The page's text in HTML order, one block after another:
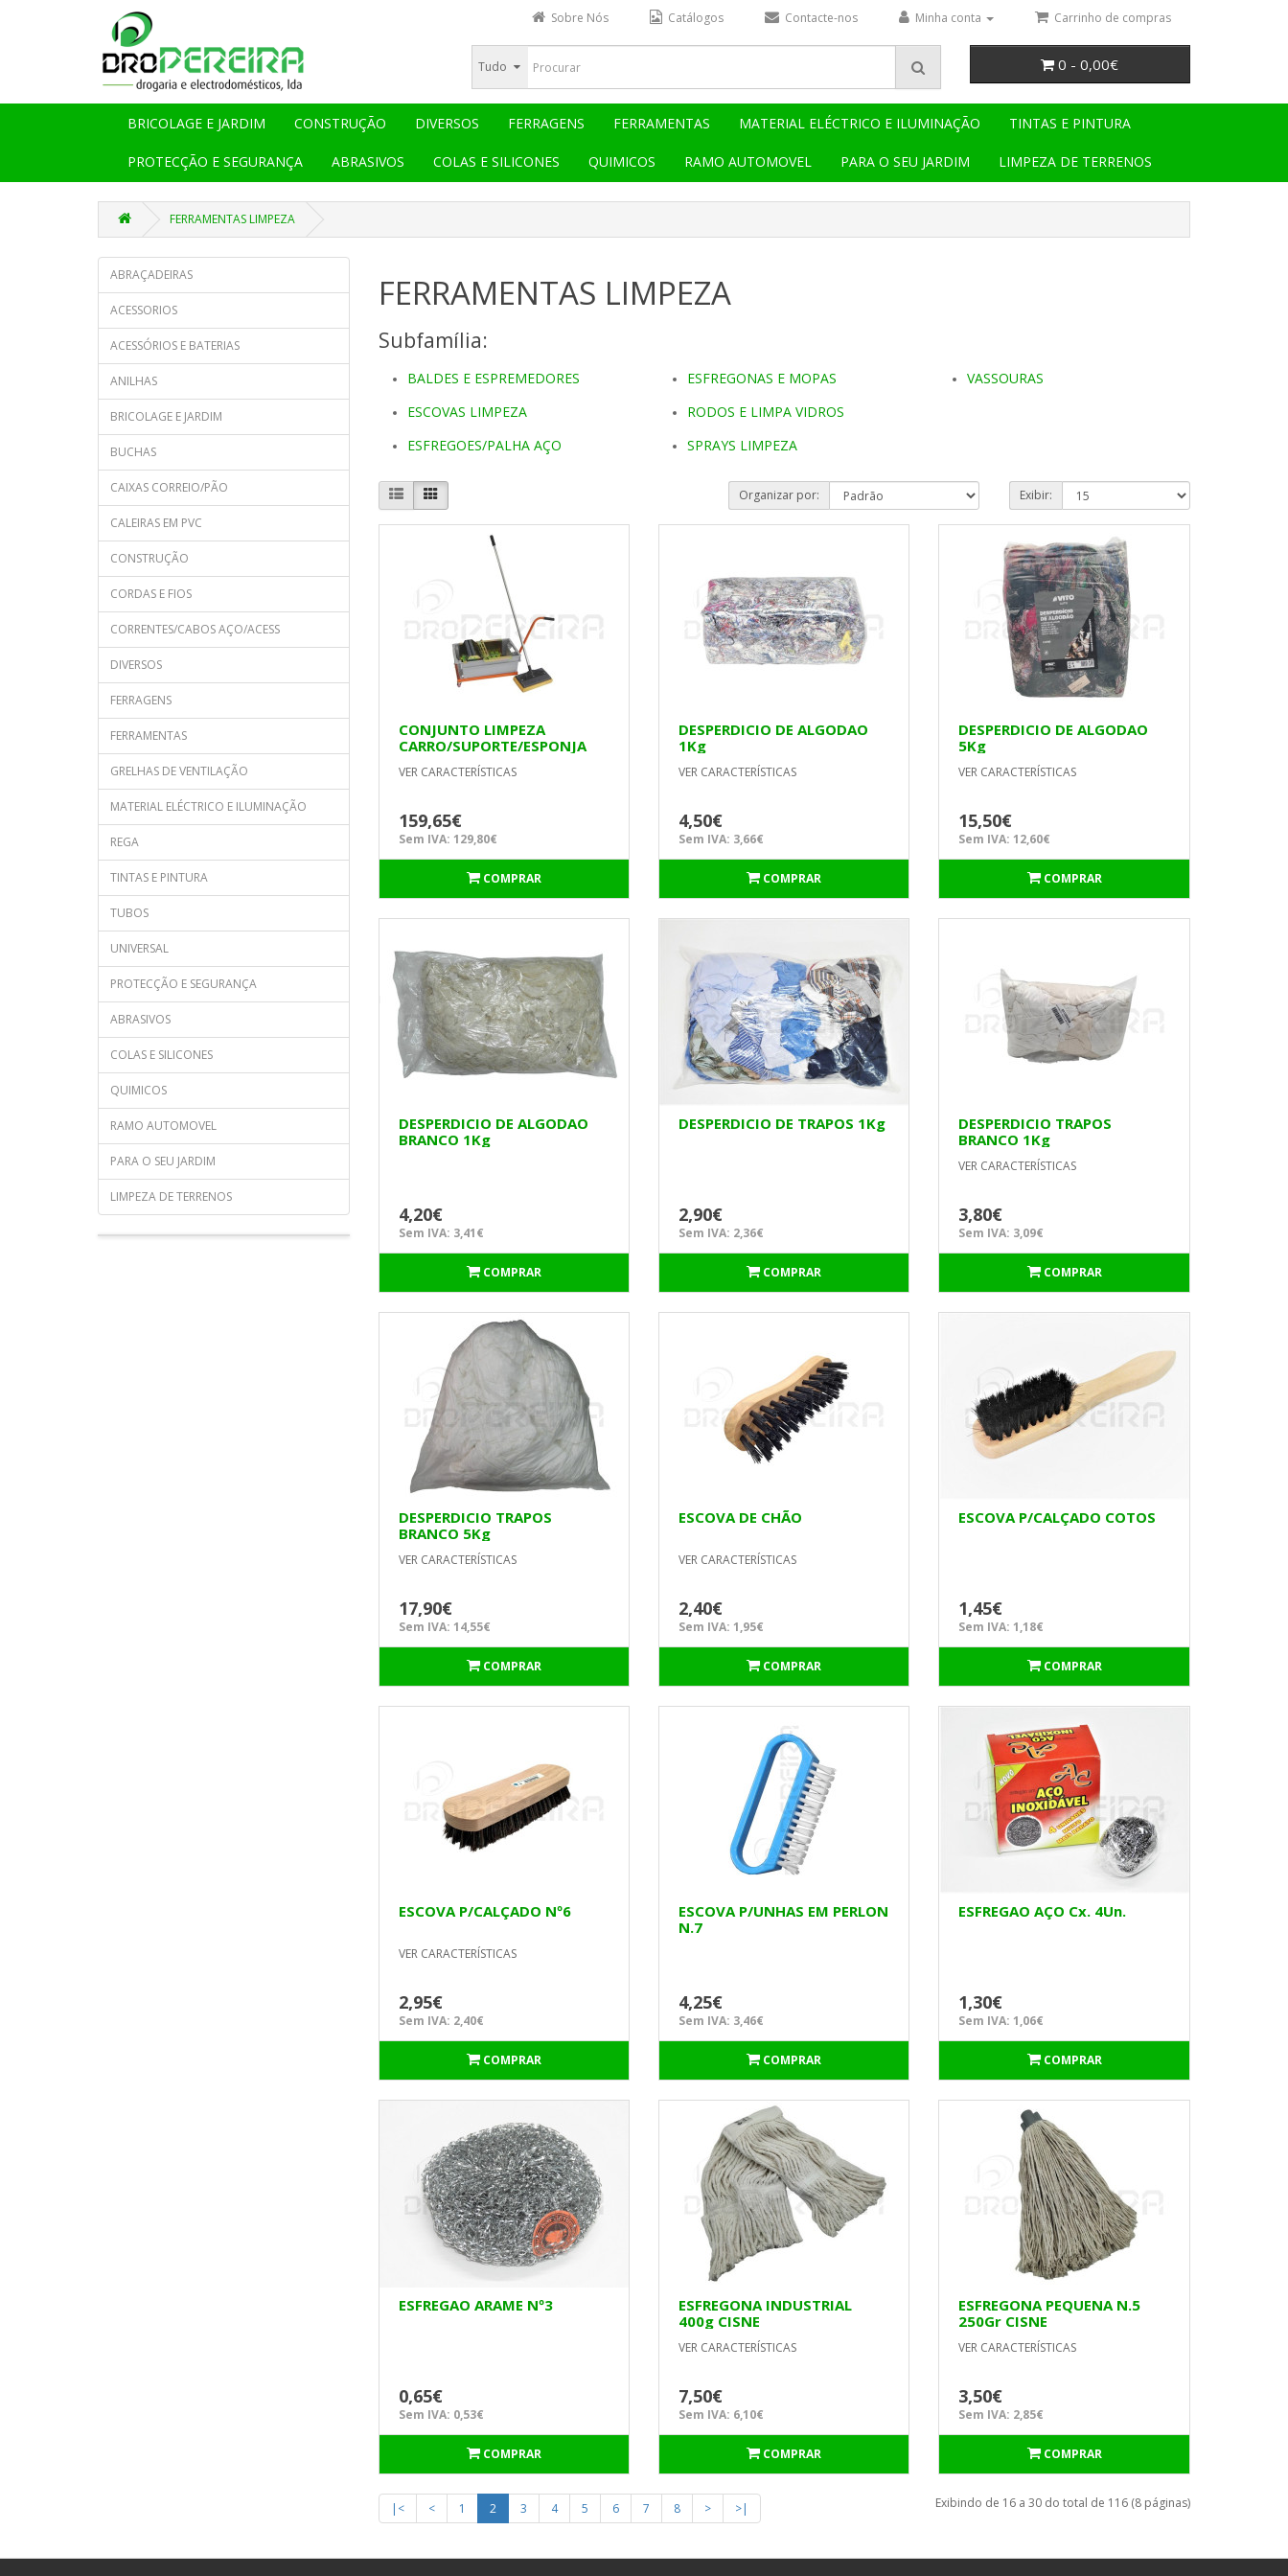
Sobre Nós Catálogos Contacte-nos Minha conta Carrinho de compras
Tudo 0 - 0,00€
BRICOLAGE E JARDIM CONSTRUÇÃO DIVERSOS FERRAGENS FERRAMENTAS MATERIAL ELÉCTRICO E ILUMINAÇÃO TINTAS E PINTURA
PROTECÇÃO E SEGURANÇA ABRASIVOS COLAS E SILICONES QUIMICOS RAMO AUTOMOVEL PARA O SEU JARDIM LIMPEZA DE TERRENOS
FERRAMENTAS LIMPEZA
ABRAÇADEIRAS
ACESSORIOS
ACESSÓRIOS E BATERIAS
ANILHAS
BRICOLAGE E JARDIM
BUCHAS
CAIXAS CORREIO/PÃO
CALEIRAS EM PVC
CONSTRUÇÃO
CORDAS E FIOS
CORRENTES/CABOS AÇO/ACESS
DIVERSOS
FERRAGENS
FERRAMENTAS
GRELHAS DE VENTILAÇÃO
MATERIAL ELÉCTRICO E ILUMINAÇÃO
REGA
TINTAS E PINTURA
TUBOS
UNIVERSAL
PROTECÇÃO E SEGURANÇA
ABRASIVOS
COLAS E SILICONES
QUIMICOS
RAMO AUTOMOVEL
PARA O SEU JARDIM
LIMPEZA DE TERRENOS
FERRAMENTAS LIMPEZA
Subfamília:
BALDES E ESPREMEDORES
ESCOVAS LIMPEZA
ESFREGOES/PALHA AÇO
ESFREGONAS E MOPAS
RODOS E LIMPA VIDROS
SPRAYS LIMPEZA
VASSOURAS
Organizar por: Exibir:
CONJUNTO LIMPEZA
CARRO/SUPORTE/ESPONJA
20916 RUBINET
VER CARACTERÍSTICAS
159,65€
Sem IVA: 129,80€
COMPRAR
DESPERDICIO DE ALGODAO
1Kg
VER CARACTERÍSTICAS
4,50€
Sem IVA: 3,66€
COMPRAR
DESPERDICIO DE ALGODAO
5Kg
VER CARACTERÍSTICAS
15,50€
Sem IVA: 12,60€
COMPRAR
DESPERDICIO DE ALGODAO
BRANCO 1Kg
4,20€
Sem IVA: 3,41€
COMPRAR
DESPERDICIO DE TRAPOS 1Kg
2,90€
Sem IVA: 2,36€
COMPRAR
DESPERDICIO TRAPOS
BRANCO 1Kg
VER CARACTERÍSTICAS
3,80€
Sem IVA: 3,09€
COMPRAR
DESPERDICIO TRAPOS
BRANCO 5Kg
VER CARACTERÍSTICAS
17,90€
Sem IVA: 14,55€
COMPRAR
ESCOVA DE CHÃO
VER CARACTERÍSTICAS
2,40€
Sem IVA: 1,95€
COMPRAR
ESCOVA P/CALÇADO COTOS
1,45€
Sem IVA: 1,18€
COMPRAR
ESCOVA P/CALÇADO Nº6
VER CARACTERÍSTICAS
2,95€
Sem IVA: 2,40€
COMPRAR
ESCOVA P/UNHAS EM PERLON
N.7
4,25€
Sem IVA: 3,46€
COMPRAR
ESFREGAO AÇO Cx. 4Un.
1,30€
Sem IVA: 1,06€
COMPRAR
ESFREGAO ARAME Nº3
0,65€
Sem IVA: 0,53€
COMPRAR
ESFREGONA INDUSTRIAL
400g CISNE
VER CARACTERÍSTICAS
7,50€
Sem IVA: 6,10€
COMPRAR
ESFREGONA PEQUENA N.5
250Gr CISNE
VER CARACTERÍSTICAS
3,50€
Sem IVA: 2,85€
COMPRAR
|< < 1 2 3 4 5 6 7 8 > >| Exibindo de 16 a 30 do total de 116 (8 páginas)